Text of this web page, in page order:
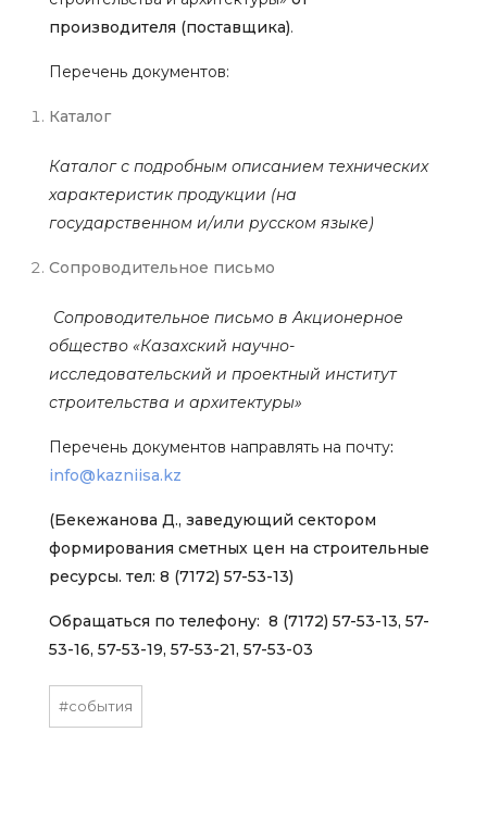
производителя (поставщика).
Перечень документов:
Каталог
Каталог с подробным описанием технических
характеристик продукции (на
государственном и/или русском языке)
Сопроводительное письмо
Сопроводительное письмо в Акционерное
общество «Казахский научно-
исследовательский и проектный институт
строительства и архитектуры»
Перечень документов направлять на почту:
info@ kazniisa. kz
(Бекежанова Д., заведующий сектором
формирования сметных цен на строительные
ресурсы. тел: 8 (7172) 57-53-13)
Обращаться по телефону: 8 (7172) 57-53-13, 57-
53-16, 57-53-19, 57-53-21, 57-53-03
#события